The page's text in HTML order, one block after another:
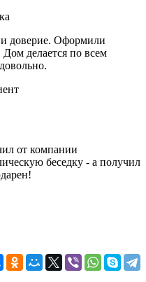
и доверие. Оформили
Дом делается по всем
от компании
беседку - а получил